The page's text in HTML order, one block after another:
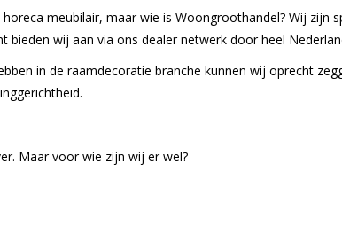
meubilair, maar wie is Woongroothandel? Wij zijn
wij aan via ons dealer netwerk door heel
in de raamdecoratie branche kunnen wij oprecht
Maar voor wie zijn wij er wel?